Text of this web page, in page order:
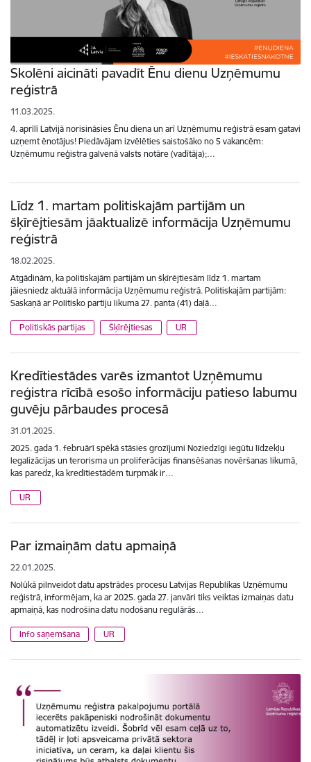
Skolēni aicināti pavadīt Ēnu dienu Uzņēmumu
reģistrā
11.03.2025.
4. aprīlī Latvijā norisināsies Ēnu diena un arī Uzņēmumu reģistrā esam gatavi
uzņemt ēnotājus! Piedāvājam izvēlēties saistošāko no 5 vakancēm:
Uzņēmumu reģistra galvenā valsts notāre (vadītāja);…
Līdz 1. martam politiskajām partijām un
šķīrējtiesām jāaktualizē informācija Uzņēmumu
reģistrā
18.02.2025.
Atgādinām, ka politiskajām partijām un šķīrējtiesām līdz 1. martam
jāiesniedz aktuālā informācija Uzņēmumu reģistrā. Politiskajām partijām:
Saskaņā ar Politisko partiju likuma 27. panta (41) daļā…
Politiskās partijas Šķīrējtiesas UR
Kredītiestādes varēs izmantot Uzņēmumu
reģistra rīcībā esošo informāciju patieso labumu
guvēju pārbaudes procesā
31.01.2025.
2025. gada 1. februārī spēkā stāsies grozījumi Noziedzīgi iegūtu līdzekļu
legalizācijas un terorisma un proliferācijas finansēšanas novēršanas likumā,
kas paredz, ka kredītiestādēm turpmāk ir…
UR
Par izmaiņām datu apmaiņā
22.01.2025.
Nolūkā pilnveidot datu apstrādes procesu Latvijas Republikas Uzņēmumu
reģistrā, informējam, ka ar 2025. gada 27. janvāri tiks veiktas izmaiņas datu
apmaiņā, kas nodrošina datu nodošanu regulārās…
Info saņemšana UR